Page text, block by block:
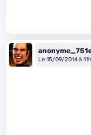
Le 15/09/2014 à